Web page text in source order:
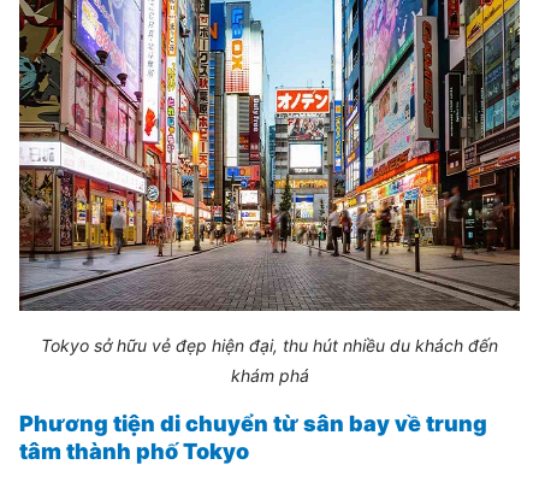
Tokyo sở hữu vẻ đẹp hiện đại, thu hút nhiều du khách đến
khám phá
Phương tiện di chuyển từ sân bay về trung
tâm thành phố Tokyo